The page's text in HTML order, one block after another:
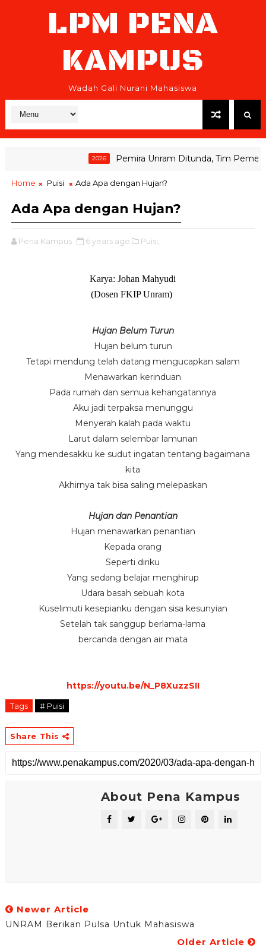
LPM PENA
KAMPUS
Wadah Gali Nurani Mahasiswa
2026 Pemira Unram Ditunda, Tim
Home Puisi Ada Apa dengan Hujan?
Ada Apa dengan Hujan?
Pena Kampus 6 years ago Puisi,
Karya: Johan Mahyudi
(Dosen FKIP Unram)
Hujan Belum Turun
Hujan belum turun
Tetapi mendung telah datang mengucapkan salam
Menawarkan kerinduan
Pada rumah dan semua kehangatannya
Aku jadi terpaksa menunggu
Menyerah kalah pada waktu
Larut dalam selembar lamunan
Yang mendesakku ke sudut ingatan tentang bagaimana
kita
Akhirnya tak bisa saling melepaskan
Hujan dan Penantian
Hujan menawarkan penantian
Kepada orang
Seperti diriku
Yang sedang belajar menghirup
Udara basah sebuah kota
Kuselimuti kesepianku dengan sisa kesunyian
Setelah tak sanggup berlama-lama
bercanda dengan air mata
https://youtu.be/N_P8XuzzSII
Tags # Puisi
Share This
About Pena Kampus
Newer Article
UNRAM Berikan Pulsa Untuk Mahasiswa
Older Article